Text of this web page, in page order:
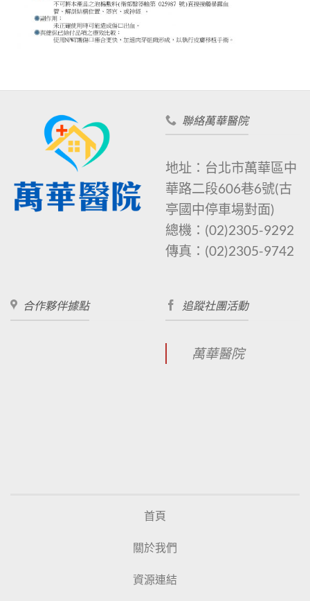
聯絡萬華醫院
地址：台北市萬華區中
華路二段606巷6號(古
亭國中停車場對面)
總機： (02)2305-9292
傳真： (02)2305-9742
合作夥伴據點 追蹤社團活動
萬華醫院
首頁
關於我們
資源連結